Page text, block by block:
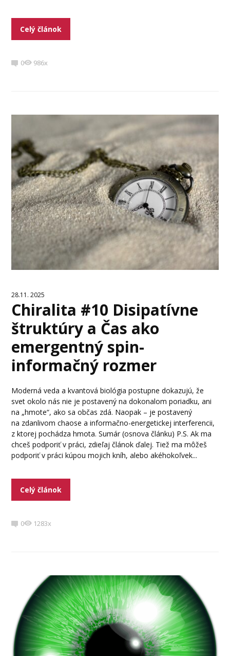
Celý článok
0 986x
28.11. 2025
Chiralita #10 Disipatívne
štruktúry a Čas ako
emergentný spin-
informačný rozmer
Moderná veda a kvantová biológia postupne dokazujú, že
svet okolo nás nie je postavený na dokonalom poriadku, ani
na „hmote“, ako sa občas zdá. Naopak – je postavený
na zdanlivom chaose a informačno-energetickej interferencii,
z ktorej pochádza hmota. Sumár (osnova článku) P.S. Ak ma
chceš podporiť v práci, zdieľaj článok ďalej. Tiež ma môžeš
podporiť v práci kúpou mojich kníh, alebo akéhokoľvek...
Celý článok
0 1283x